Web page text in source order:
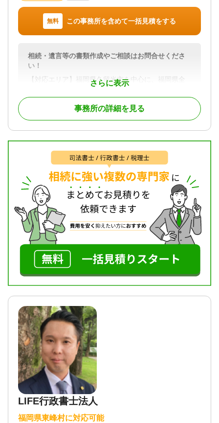
無料 この事務所を含めて一括見積をする
さらに表示
相続・遺言等の書類作成やご相談はお問合せくださ
い！
【対応エリア】福岡県久留米市を中心に、福岡県全
域や佐賀県にも伺います。
福岡県、佐賀県
手続き / 戸籍収集 / 相続人調査
対応体制
電話相談可 / 訪問可 / 初回相談無料
事務所の詳細を見る
LIFE行政書士法人
福岡県東峰村に対応可能